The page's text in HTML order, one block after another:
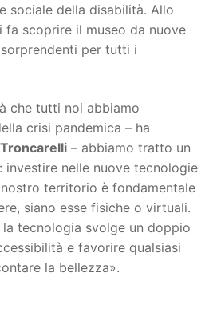
sociale della disabilità. Allo
fa scoprire il museo da nuove
per tutti i
che tutti noi abbiamo
crisi pandemica – ha
– abbiamo tratto un
investire nelle nuove tecnologie
territorio è fondamentale
siano esse fisiche o virtuali.
tecnologia svolge un doppio
e favorire qualsiasi
la bellezza».